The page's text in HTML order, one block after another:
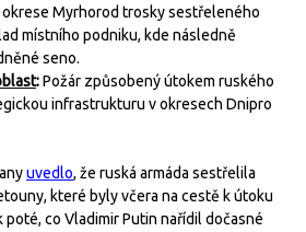
okrese Myrhorod trosky sestřeleného
místního podniku, kde následně
seno.
:Požár způsobený útokem ruského
infrastrukturu v okresech Dnipro
uvedlo, že ruská armáda sestřelila
které byly včera na cestě k útoku
poté, co Vladimir Putin nařídil dočasné